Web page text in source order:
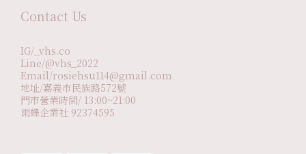
Contact Us
IG/_vhs.co
Line/@vhs_2022
Email/rosiehsu114@gmail.com
地址/嘉義市民族路572號
門市營業時間/ 13:00~21:00
雨蝶企業社 92374595